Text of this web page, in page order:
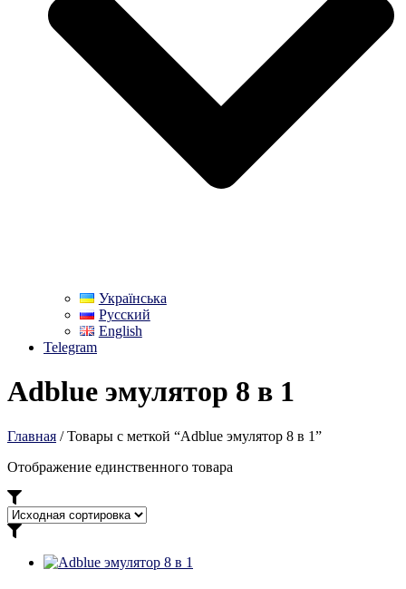
Українська
Русский
English
Telegram
Adblue эмулятор 8 в 1
Главная / Товары с меткой “Adblue эмулятор 8 в 1”
Отображение единственного товара